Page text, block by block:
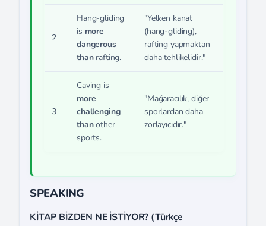
2
Hang-gliding
is more
dangerous
thanrafting.
"Yelken kanat
(hang-gliding),
rafting yapmaktan
daha tehlikelidir."
3
Caving is
more
challenging
thanother
sports.
"Mağaracılık, diğer
sporlardan daha
zorlayıcıdır."
SPEAKING
KİTAP BİZDEN NE İSTİYOR? (Türkçe